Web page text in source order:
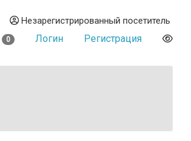
Незарегистрированный посетитель
0 Логин Регистрация